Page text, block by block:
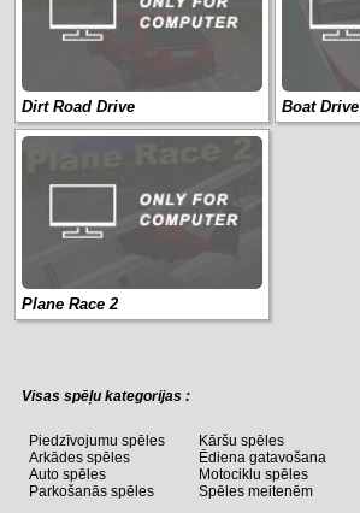
Dirt Road Drive Boat Drive
Plane Race 2
Visas spēļu kategorijas :
Piedzīvojumu spēles
Arkādes spēles
Auto spēles
Parkošanās spēles
Kāršu spēles
Ēdiena gatavošana
Motociklu spēles
Spēles meitenēm